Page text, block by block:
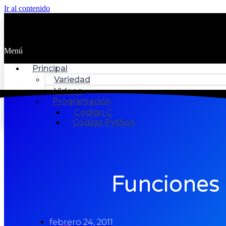
Ir al contenido
Menú
Principal
Variedad
Videos
Programación
Código C
Código Python
Funciones
febrero 24, 2011